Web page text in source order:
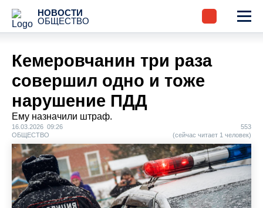
НОВОСТИ
ОБЩЕСТВО
Кемеровчанин три раза
совершил одно и тоже
нарушение ПДД
Ему назначили штраф.
16.03.2026 09:26
ОБЩЕСТВО
553
(сейчас читает 1 человек)